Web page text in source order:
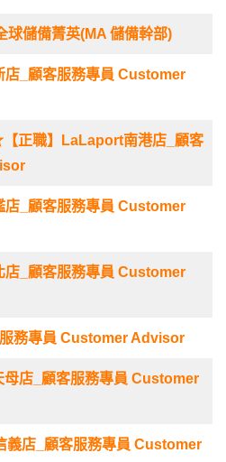
球儲備菁英(MA 儲備幹部)
店_顧客服務專員 Customer
正職】LaLaport南港店_顧客
店_顧客服務專員 Customer
店_顧客服務專員 Customer
服務專員 Customer Advisor
母店_顧客服務專員 Customer
義店_顧客服務專員 Customer